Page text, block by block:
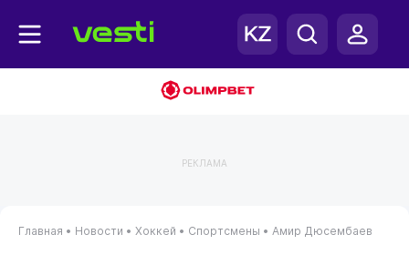
РЕКЛАМА
Главная • Новости • Хоккей • Спортсмены • Амир Дюсембаев